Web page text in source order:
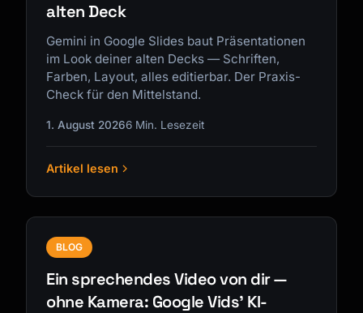
alten Deck
Gemini in Google Slides baut Präsentationen
im Look deiner alten Decks — Schriften,
Farben, Layout, alles editierbar. Der Praxis-
Check für den Mittelstand.
1. August 20266 Min. Lesezeit
Artikel lesen
BLOG
Ein sprechendes Video von dir —
ohne Kamera: Google Vids' KI-